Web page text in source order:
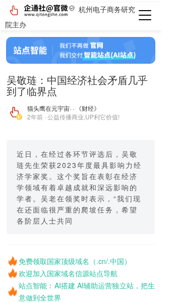
杭州电子商务研究
院主办
吴敬琏：中国经济社会矛盾几乎
到了临界点
猫头鹰在元宇宙· · 《财经》
2年前 · 公益传播商业,UP利它价值!
近日，在经过各环节评选后，吴敬
琏先生荣获2023年度最具影响力经
济学家奖。这个奖旨在表彰在经济
学领域有着卓越成就和深远影响的
学者。吴老在领奖时表示，“我们现
在还面临很严重的爬坡任务，希望
各阶层人士共同
免费领取国家顶级域名（.cn/.中国）
欢迎加入国家域名信源站点导航
站点智能：AI搭建 AI辅助运营独立站，把生
意做到全世界